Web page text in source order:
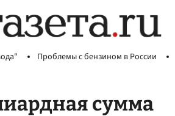
Проблемы с бензином в России
сумма